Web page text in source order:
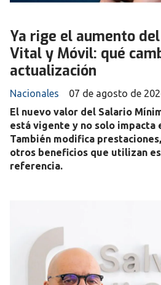
Ya rige el aumento
Vital y Móvil: qué
actualización
Nacionales
07 de agosto de
El nuevo valor del Salario
está vigente y no solo impacta
También modifica
otros beneficios que utilizan
referencia.